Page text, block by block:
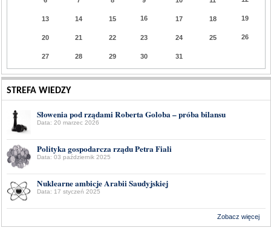
13 14 15 16 17 18 19
20 21 22 23 24 25 26
27 28 29 30 31
STREFA WIEDZY
Słowenia pod rządami Roberta Goloba – próba bilansu
Data: 20 marzec 2026
Polityka gospodarcza rządu Petra Fiali
Data: 03 październik 2025
Nuklearne ambicje Arabii Saudyjskiej
Data: 17 styczeń 2025
Zobacz więcej